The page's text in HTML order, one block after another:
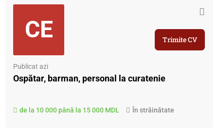
CE
Publicat azi
Ospătar, barman, personal la curatenie
de la 10 000 până la 15 000 MDL În străinătate
Trimite CV